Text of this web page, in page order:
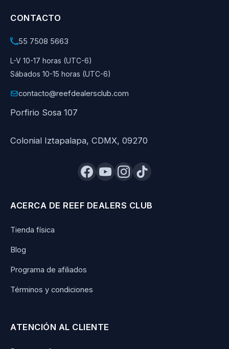
CONTACTO
55 7508 5663
L-V 10-17 horas (UTC-6)
Sábados 10-15 horas (UTC-6)
contacto@reefdealersclub.com
Porfirio Sosa 107
Colonial Iztapalapa, CDMX, 09270
ACERCA DE REEF DEALERS CLUB
Tienda física
Blog
Programa de afiliados
Términos y condiciones
ATENCIÓN AL CLIENTE